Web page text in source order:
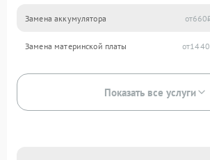
Замена аккумулятора 660
Замена материнской платы 1440
Показать все услуги